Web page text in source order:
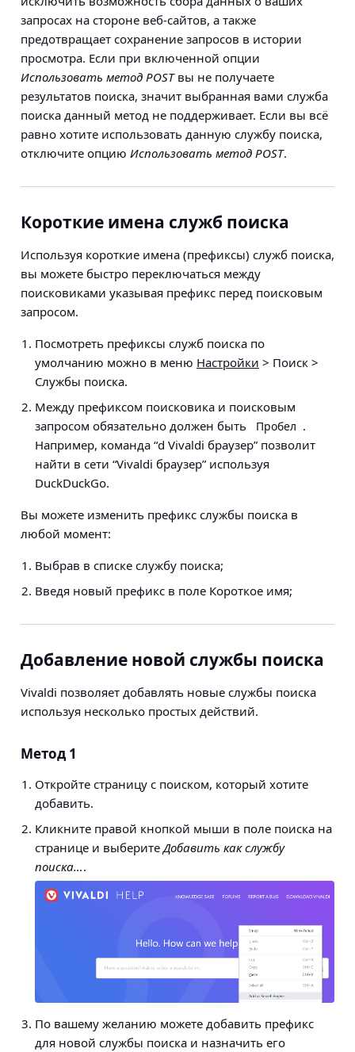
запросах на стороне веб-сайтов, а также
предотвращает сохранение запросов в истории
просмотра. Если при включенной опции
Использовать метод POSTвы не получаете
результатов поиска, значит выбранная вами служба
поиска данный метод не поддерживает. Если вы всё
равно хотите использовать данную службу поиска,
отключите опцию Использовать метод POST.
Короткие имена служб поиска
Используя короткие имена (префиксы) служб поиска,
вы можете быстро переключаться между
поисковиками указывая префикс перед поисковым
запросом.
Посмотреть префиксы служб поиска по
умолчанию можно в меню Настройки > Поиск >
Службы поиска.
Между префиксом поисковика и поисковым
запросом обязательно должен быть
Пробел .
Например, команда “d Vivaldi браузер” позволит
найти в сети “Vivaldi браузер” используя
DuckDuckGo.
Вы можете изменить префикс службы поиска в
любой момент:
Выбрав в списке службу поиска;
Введя новый префикс в поле Короткое имя;
Добавление новой службы поиска
Vivaldi позволяет добавлять новые службы поиска
используя несколько простых действий.
Метод 1
Откройте страницу с поиском, который хотите
добавить.
Кликните правой кнопкой мыши в поле поиска на
странице и выберите Добавить как службу
поиска….
По вашему желанию можете добавить префикс
для новой службы поиска и назначить его